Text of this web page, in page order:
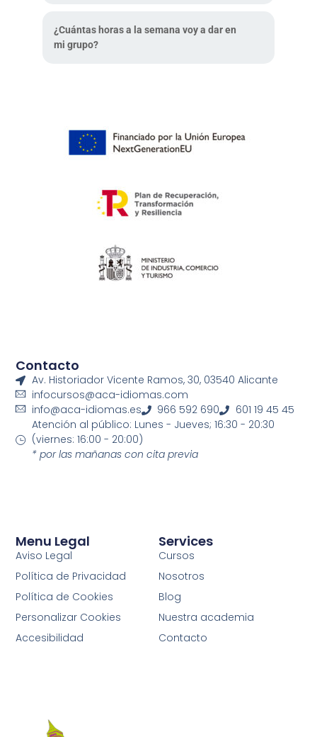
¿Cuántas horas a la semana voy a dar en
mi grupo?
Services
Cursos
Nosotros
Blog
Nuestra academia
Contacto
Menu Legal
Aviso Legal
Política de Privacidad
Política de Cookies
Personalizar Cookies
Accesibilidad
Contacto
Av. Historiador Vicente Ramos, 30, 03540 Alicante
infocursos@aca-idiomas.com
info@aca-idiomas.es
966 592 690
601 19 45 45
Atención al público: Lunes - Jueves; 16:30 - 20:30
(viernes: 16:00 - 20:00)
* por las mañanas con cita previa